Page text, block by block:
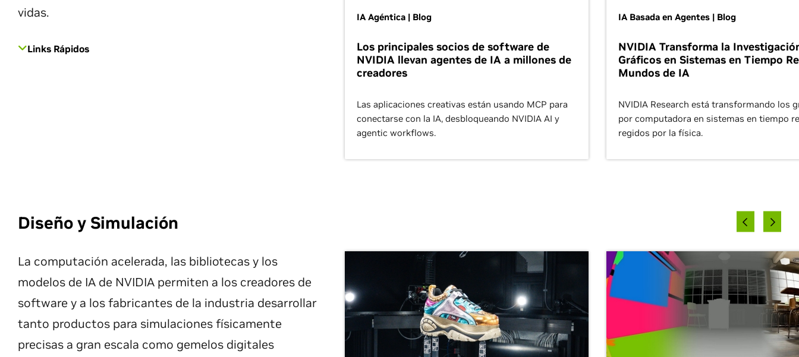
vidas.
Links Rápidos
IA Agéntica | Blog
Los principales socios de software de
NVIDIA llevan agentes de IA a millones de
creadores
Las aplicaciones creativas están usando MCP para
conectarse con la IA, desbloqueando NVIDIA AI y
agentic workflows.
IA Basada en Agentes | Blog
NVIDIA Transforma la
Gráficos en Sistemas en Tiempo
Mundos de IA
NVIDIA Research está transformando los
por computadora en sistemas en tiempo
regidos por la física.
Diseño y Simulación
La computación acelerada, las bibliotecas y los
modelos de IA de NVIDIA permiten a los creadores de
software y a los fabricantes de la industria desarrollar
tanto productos para simulaciones físicamente
precisas a gran escala como gemelos digitales